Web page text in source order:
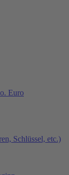
Euro
Schlüssel, etc.)